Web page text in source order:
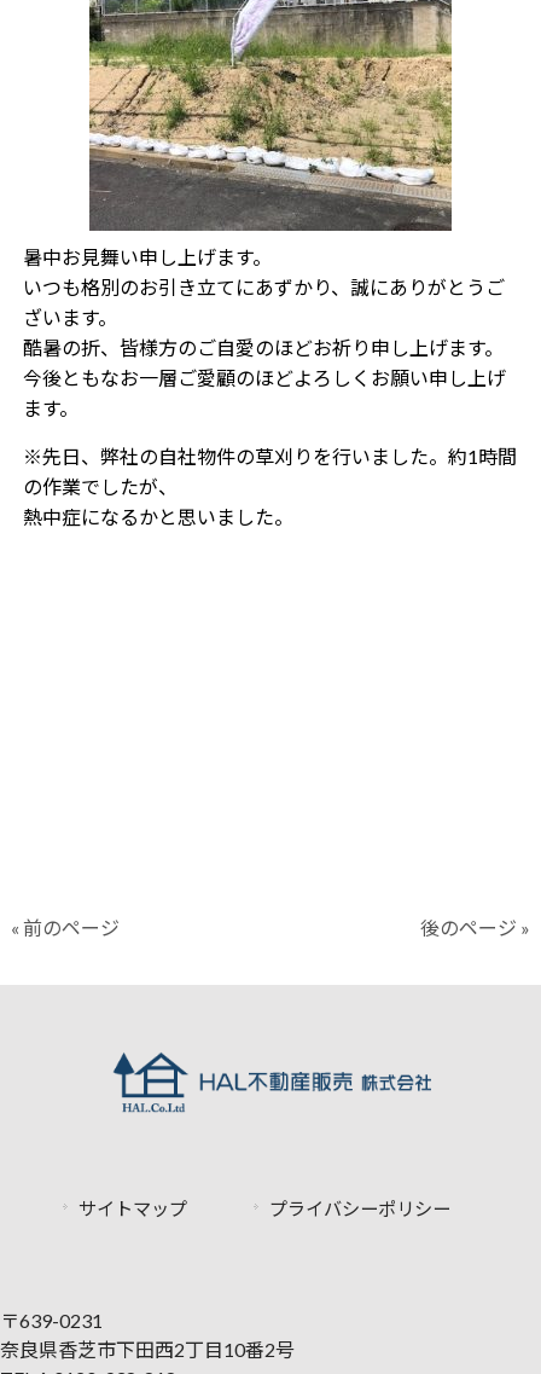
暑中お見舞い申し上げます。
いつも格別のお引き立てにあずかり、誠にありがとうご
ざいます。
酷暑の折、皆様方のご自愛のほどお祈り申し上げます。
今後ともなお一層ご愛顧のほどよろしくお願い申し上げ
ます。
※先日、弊社の自社物件の草刈りを行いました。約1時間
の作業でしたが、
熱中症になるかと思いました。
« 前のページ 後のページ »
サイトマップ プライバシーポリシー
〒639-0231
奈良県香芝市下田西2丁目10番2号